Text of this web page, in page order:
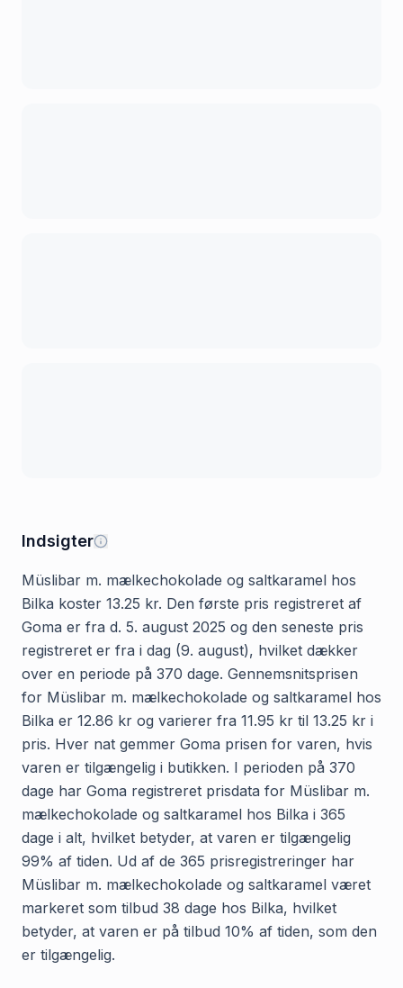
Indsigter
Müslibar m. mælkechokolade og saltkaramel hos
Bilka koster 13.25 kr. Den første pris registreret af
Goma er fra d. 5. august 2025 og den seneste pris
registreret er fra i dag (9. august), hvilket dækker
over en periode på 370 dage. Gennemsnitsprisen
for Müslibar m. mælkechokolade og saltkaramel hos
Bilka er 12.86 kr og varierer fra 11.95 kr til 13.25 kr i
pris. Hver nat gemmer Goma prisen for varen, hvis
varen er tilgængelig i butikken. I perioden på 370
dage har Goma registreret prisdata for Müslibar m.
mælkechokolade og saltkaramel hos Bilka i 365
dage i alt, hvilket betyder, at varen er tilgængelig
99% af tiden. Ud af de 365 prisregistreringer har
Müslibar m. mælkechokolade og saltkaramel været
markeret som tilbud 38 dage hos Bilka, hvilket
betyder, at varen er på tilbud 10% af tiden, som den
er tilgængelig.